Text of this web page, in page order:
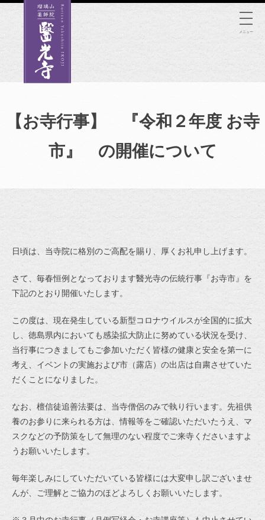
メニュー
【お寺行事】 『令和２年度 お寺
市』 の開催について
日頃は、当寺院に格別のご高配を賜り、厚くお礼申し上げます。
さて、毎春恒例となっております醫光寺の伝統行事『お寺市』を
下記のとおり開催いたします。
この度は、現在発生している新型コロナウイルスが全国的に拡大
し、徳島県内においても感染拡大防止に努めている状況を受け、
当行事につきましてもご参加いただく皆様の健康と安全を第一に
考え、イベントの実施および市（露店）の出店は自粛させていた
だくことになりました。
なお、檀信徒追善法要は、当寺僧侶のみで執り行います。先祖供
養のお参りに来られる方は、情報等をご確認いただいたうえ、マ
スクなどの予防策をして無理のない程度でご来寺くださいますよ
うお願いいたします。
毎年楽しみにしていただいている皆様には大変申し訳ございませ
んが、ご理解とご協力のほどよろしくお願いいたします。